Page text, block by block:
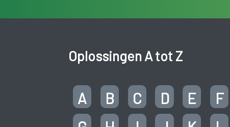
Oplossingen A tot Z
A B C D E
F